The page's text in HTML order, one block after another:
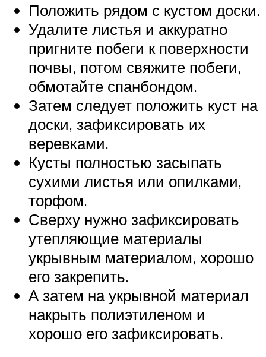
Положить рядом с кустом доски.
Удалите листья и аккуратно
пригните побеги к поверхности
почвы, потом свяжите побеги,
обмотайте спанбондом.
Затем следует положить куст на
доски, зафиксировать их
веревками.
Кусты полностью засыпать
сухими листья или опилками,
торфом.
Сверху нужно зафиксировать
утепляющие материалы
укрывным материалом, хорошо
его закрепить.
А затем на укрывной материал
накрыть полиэтиленом и
хорошо его зафиксировать.